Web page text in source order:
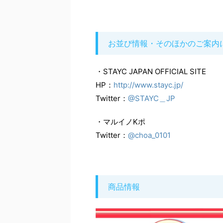
お並び情報・そのほかのご案内
・STAYC JAPAN OFFICIAL SITE
HP： http://www.stayc.jp/
Twitter： @STAYC＿JP
・マルイノKポ
Twitter： @choa_0101
商品情報